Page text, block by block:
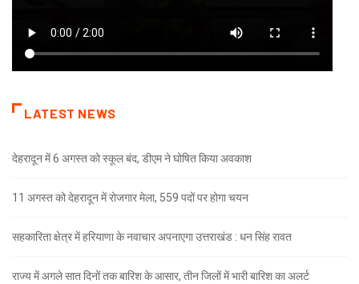
LATEST NEWS
देहरादून में 6 अगस्त को स्कूल बंद, डीएम ने घोषित किया अवकाश
11 अगस्त को देहरादून में रोजगार मेला, 559 पदों पर होगा चयन
सहकारिता क्षेत्र में हरियाणा के नवाचार अपनाएगा उत्तराखंड : धन सिंह रावत
राज्य में अगले सात दिनों तक बारिश के आसार, तीन जिलों में भारी बारिश का अलर्ट